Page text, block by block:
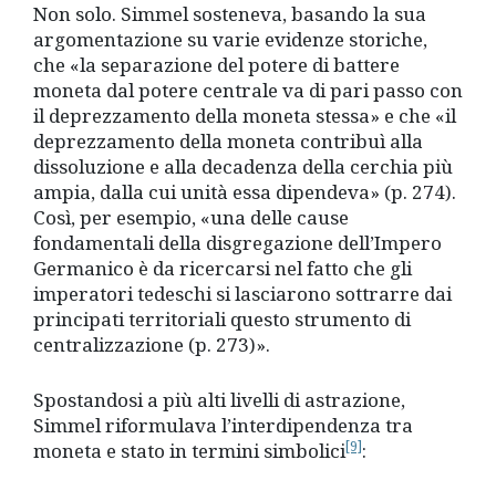
Non solo. Simmel sosteneva, basando la sua
argomentazione su varie evidenze storiche,
che «la separazione del potere di battere
moneta dal potere centrale va di pari passo con
il deprezzamento della moneta stessa» e che «il
deprezzamento della moneta contribuì alla
dissoluzione e alla decadenza della cerchia più
ampia, dalla cui unità essa dipendeva» (p. 274).
Così, per esempio, «una delle cause
fondamentali della disgregazione dell’Impero
Germanico è da ricercarsi nel fatto che gli
imperatori tedeschi si lasciarono sottrarre dai
principati territoriali questo strumento di
centralizzazione (p. 273)».
Spostandosi a più alti livelli di astrazione,
Simmel riformulava l’interdipendenza tra
moneta e stato in termini simbolici[9]: